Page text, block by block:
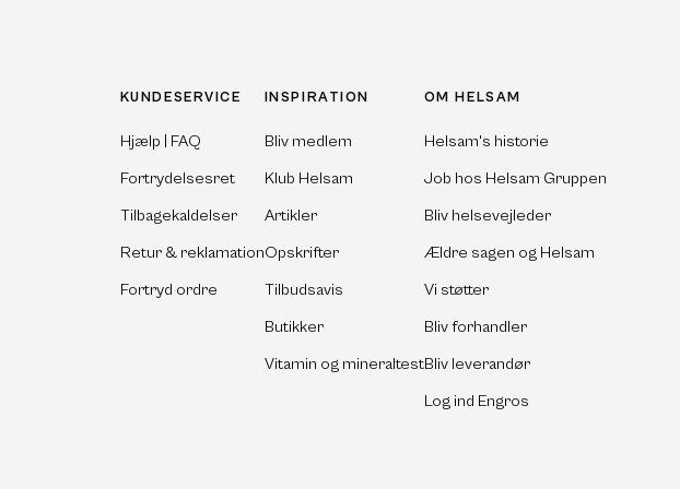
KUNDESERVICE
Hjælp | FAQ
Fortrydelsesret
Tilbagekaldelser
Retur & reklamation
Fortryd ordre
INSPIRATION
Bliv medlem
Klub Helsam
Artikler
Opskrifter
Tilbudsavis
Butikker
Vitamin og mineraltest
OM HELSAM
Helsam's historie
Job hos Helsam Gruppen
Bliv helsevejleder
Ældre sagen og Helsam
Vi støtter
Bliv forhandler
Bliv leverandør
Log ind Engros